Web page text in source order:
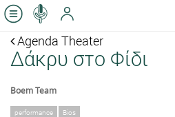
Agenda Theater
Δάκρυ στο Φίδι
Boem Team
performance Bios